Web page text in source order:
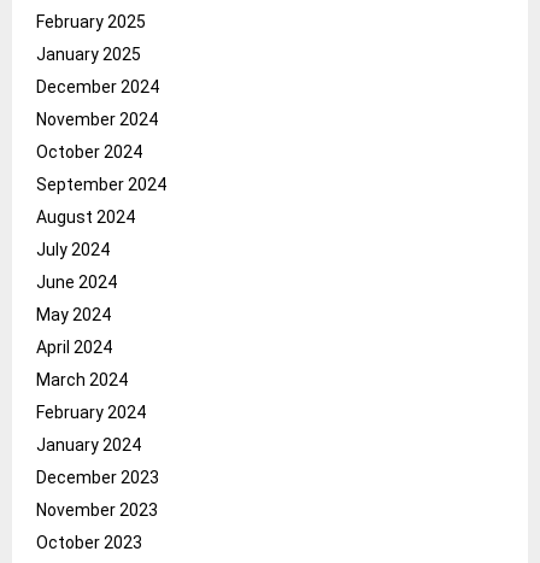
February 2025
January 2025
December 2024
November 2024
October 2024
September 2024
August 2024
July 2024
June 2024
May 2024
April 2024
March 2024
February 2024
January 2024
December 2023
November 2023
October 2023